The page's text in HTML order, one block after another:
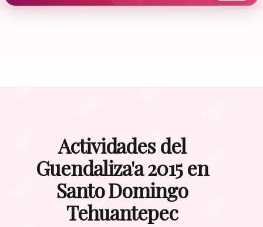
Actividades del
Guendaliza'a 2015 en
Santo Domingo
Tehuantepec